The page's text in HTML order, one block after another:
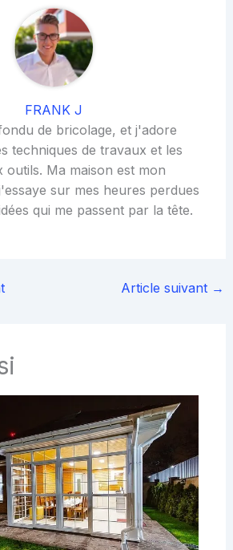
FRANK J
de bricolage, et j'adore
techniques de travaux et les
outils. Ma maison est mon
sur mes heures perdues
qui me passent par la tête.
Article suivant →